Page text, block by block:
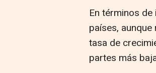
En términos
países,
tasa de
partes más